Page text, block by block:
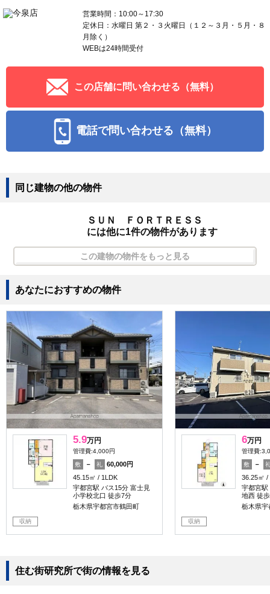
営業時間：10:00～17:30
定休日：水曜日 第２・３火曜日（１２～３月・５月・８
月除く）
WEBは24時間受付
この店舗に問い合わせる（無料）
電話で問い合わせる（無料）
同じ建物の他の物件
ＳＵＮ ＦＯＲＴＲＥＳＳ
には他に1件の物件があります
この建物の物件をもっと見る
あなたにおすすめの物件
5.9万円
管理費:4,000円
敷 － 礼
60,000円
45.15㎡
1LDK
宇都宮駅 バス15分 富士見
小学校北口 徒歩7分
栃木県宇都宮市鶴田町
収納
6万円
管理費
敷 －
36.25㎡
宇都宮駅
地西 徒
栃木県宇
収納
住む街研究所で街の情報を見る